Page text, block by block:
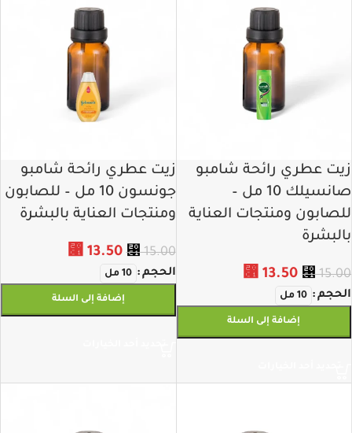
زيت عطري رائحة شامبو
صانسيلك 10 مل –
للصابون ومنتجات العناية
بالبشرة
⃁15.00
⃁ 13.50
الحجم 10 مل
إضافة إلى السلة
زيت عطري رائحة شامبو
جونسون 10 مل – للصابون
ومنتجات العناية بالبشرة
⃁15.00
⃁13.50
الحجم 10 مل
إضافة إلى السلة